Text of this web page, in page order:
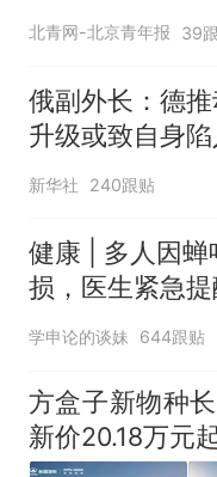
应
北青网-北京青年报 39
俄副外长：德
升级或致自身
新华社 240跟贴
健康 | 多人因蝉
损，医生紧急提
学申论的谈妹 644跟贴
方盒子新物种
新价20.18万元